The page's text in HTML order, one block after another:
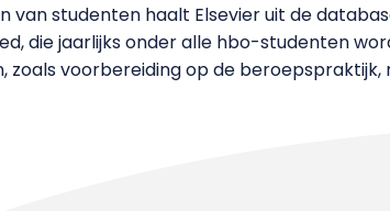
van studenten haalt Elsevier uit de
die jaarlijks onder alle hbo-studenten
zoals voorbereiding op de